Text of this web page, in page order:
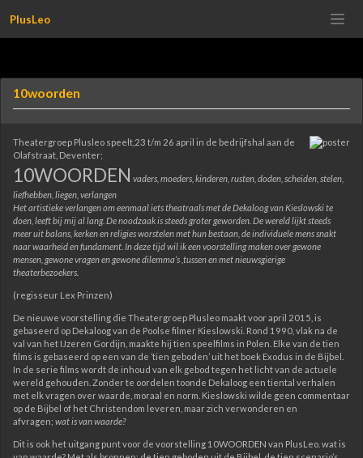
naarPlusLeo
10woorden
Theatergroep Plusleo speelt,23 t/m 26 april in de bedrijfshal aan de
Olafstraat, Deventer;
10WOORDEN vaders, moeders, kinderen, rusten, doden, scheiden, stelen,
liefhebben, liegen, verlangen
Het artistieke verlangen om eenmaal iets theatraals met de Dekaloog van Kieslowski te
doen, leeft bij mij al lang. De noodzaak is steeds groter geworden. De wereld lijkt steeds
meer uit balans, kerken en religies worstelen met hun bestaan, de individuele mens snakt
naar waarheid en fundament. In deze tijd wil ik een voorstelling maken over gewone
mensen, gewone vragen en gewone dilemma’s ,tussen en met nieuwsgierige
theaterbezoekers.
(regisseur Lex Prinzen)
De nieuwe voorstelling die Theatergroep Plusleo maakt voor april 2015, is
gebaseerd op Dekaloog van de Poolse filmer Kieslowski. Rond 1990, vlak na de
val van het IJzeren Gordijn, maakte hij tien speelfilms in Polen. Elke van de tien
films is gebaseerd op een van de ’tien geboden’ uit het boek Exodus in de Bijbel.
In de serie films wordt de inhoud van elk gebod tegen het licht van de actuele
wereld gehouden. Zonder te oordelen toonde Dekaloog een tiental verhalen
met elk vragen over waarde, moraal en norm. Kieslowski wilde geen commentaar
op de Bijbel of het Christendom leveren, maar zich verwonderen en
afvragen; wat is van waarde?
Dit is ook het uitgang punt voor de voorstelling 10WOORDEN van PlusLeo. wat is